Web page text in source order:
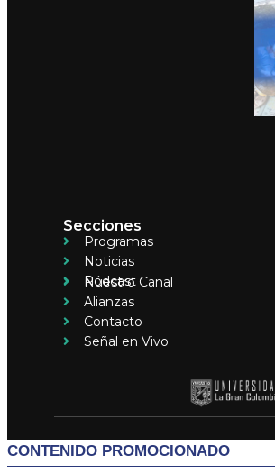
Secciones
Programas
Noticias
Pódcast
Nuestro Canal
Alianzas
Contacto
Señal en Vivo